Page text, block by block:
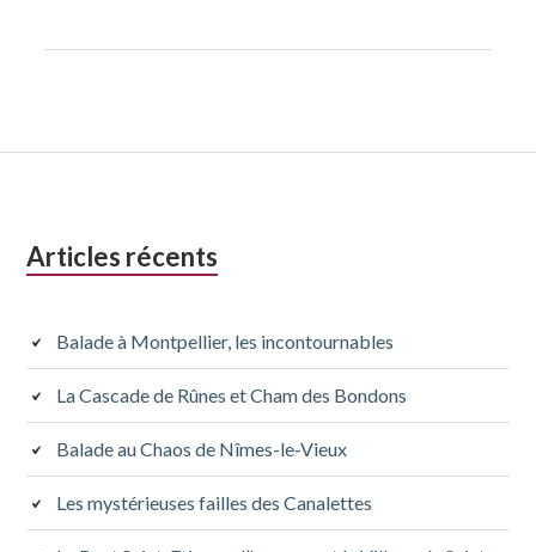
Colonne
subsidiaire
Articles récents
Balade à Montpellier, les incontournables
La Cascade de Rûnes et Cham des Bondons
Balade au Chaos de Nîmes-le-Vieux
Les mystérieuses failles des Canalettes